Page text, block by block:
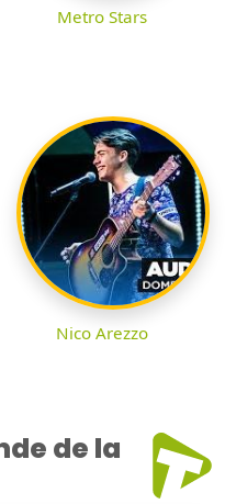
Metro Stars
Nico Arezzo
de la